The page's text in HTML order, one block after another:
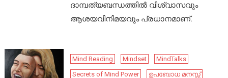
ദാമ്പത്യബന്ധത്തിൽ വിശ്വാസവും
ആശയവിനിമയവും പ്രധാനമാണ്.
Mind Reading Mindset
MindTalks
Secrets of Mind Power
ഉപബോധ മനസ്സ്